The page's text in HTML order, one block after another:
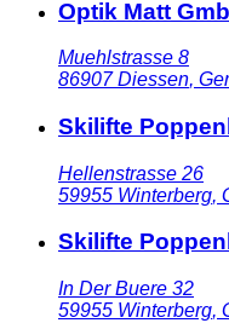
Optik Matt
Muehlstrasse 8
86907 Diessen,
Skilifte
Hellenstrasse 26
59955 Winterberg,
Skilifte
In Der Buere 32
59955 Winterberg,